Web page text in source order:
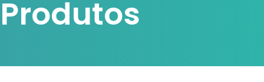
Produtos